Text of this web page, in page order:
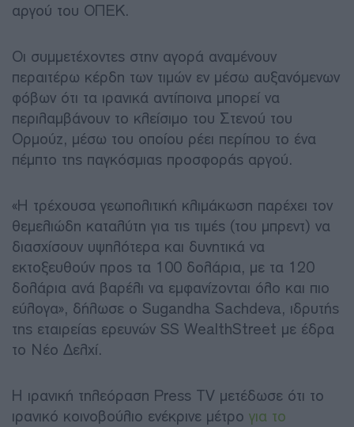
αργού του ΟΠΕΚ.
Οι συμμετέχοντες στην αγορά αναμένουν
περαιτέρω κέρδη των τιμών εν μέσω αυξανόμενων
φόβων ότι τα ιρανικά αντίποινα μπορεί να
περιλαμβάνουν το κλείσιμο του Στενού του
Ορμούζ, μέσω του οποίου ρέει περίπου το ένα
πέμπτο της παγκόσμιας προσφοράς αργού.
«Η τρέχουσα γεωπολιτική κλιμάκωση παρέχει τον
θεμελιώδη καταλύτη για τις τιμές (του μπρεντ) να
διασχίσουν υψηλότερα και δυνητικά να
εκτοξευθούν προς τα 100 δολάρια, με τα 120
δολάρια ανά βαρέλι να εμφανίζονται όλο και πιο
εύλογα», δήλωσε ο Sugandha Sachdeva, ιδρυτής
της εταιρείας ερευνών SS WealthStreet με έδρα
το Νέο Δελχί.
Η ιρανική τηλεόραση Press TV μετέδωσε ότι το
ιρανικό κοινοβούλιο ενέκρινε μέτρο για το